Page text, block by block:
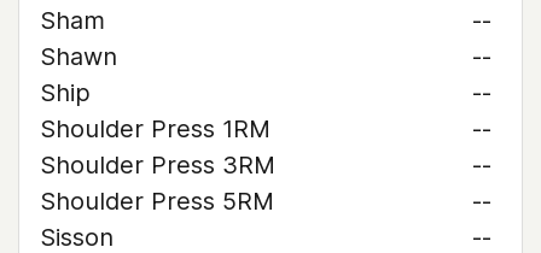
Sham
--
Shawn
--
Ship
--
Shoulder Press 1RM
--
Shoulder Press 3RM
--
Shoulder Press 5RM
--
Sisson
--